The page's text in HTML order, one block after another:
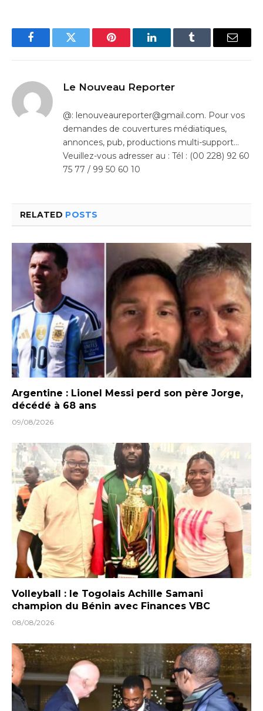
FacebookTwitter Pinterest LinkedInTumblr Email
Le Nouveau Reporter
@: lenouveaureporter@gmail.com. Pour vos
demandes de couvertures médiatiques,
annonces, pub, productions multi-support…
Veuillez-vous adresser au : Tél : (00 228) 92 60
75 77 / 99 50 60 10
RELATED POSTS
Argentine : Lionel Messi perd son père Jorge,
décédé à 68 ans
09/08/2026
Volleyball : le Togolais Achille Samani
champion du Bénin avec Finances VBC
08/08/2026